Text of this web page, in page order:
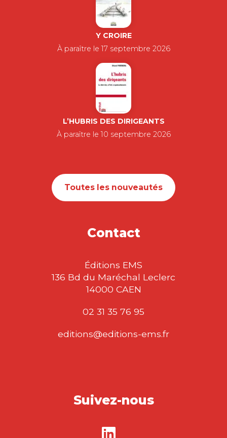
Y CROIRE
À paraître le 17 septembre 2026
L’HUBRIS DES DIRIGEANTS
À paraître le 10 septembre 2026
Toutes les nouveautés
Contact
Éditions EMS
136 Bd du Maréchal Leclerc
14000 CAEN
02 31 35 76 95
editions@editions-ems.fr
Suivez-nous